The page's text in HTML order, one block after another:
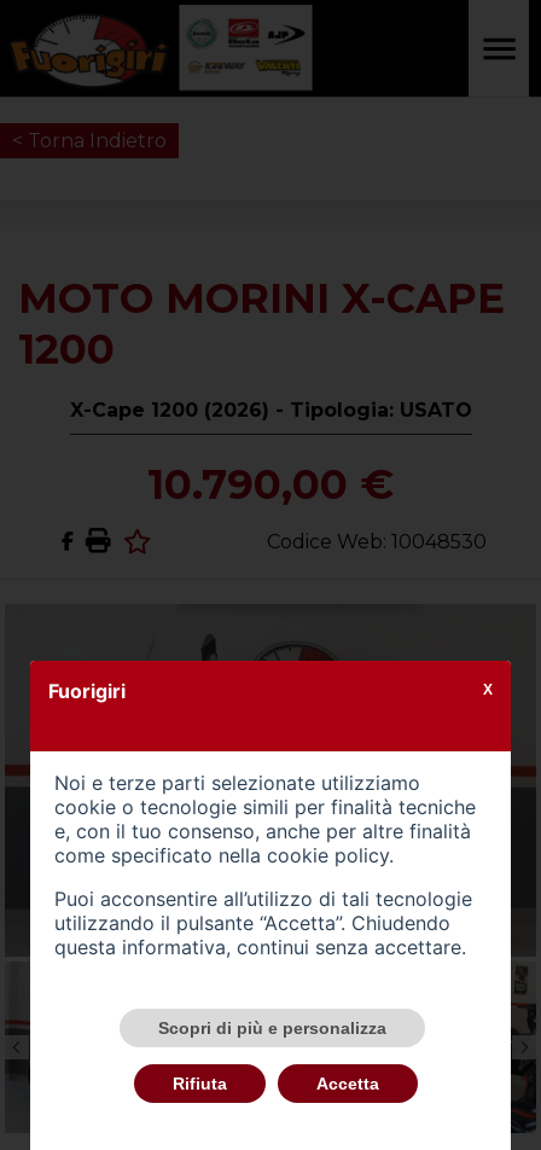
< Torna Indietro
Codice Web: 10048530
MOTO MORINI X-CAPE
1200
X-Cape 1200 (2026) - Tipologia: USATO
10.790,00 €
Fuorigiri
Noi e terze parti selezionate utilizziamo
cookie o tecnologie simili per finalità tecniche
e, con il tuo consenso, anche per altre finalità
come specificato nella cookie policy.
Puoi acconsentire all’utilizzo di tali tecnologie
utilizzando il pulsante “Accetta”. Chiudendo
questa informativa, continui senza accettare.
Scopri di più e personalizza
Rifiuta Accetta
X